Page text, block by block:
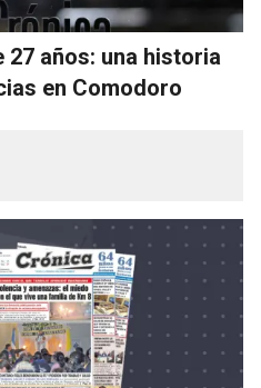
27 años: una historia
en Comodoro